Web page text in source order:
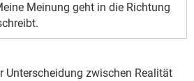
Meinung geht in die Richtung
Unterscheidung zwischen Realität